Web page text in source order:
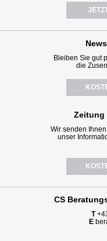
Bleiben Sie gut
die
Zeitung
Wir senden
unser
CS
T
E